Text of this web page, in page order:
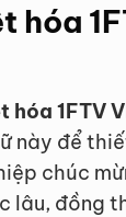
hóa
hóa 1FTV
này để
chúc
lâu, đồng